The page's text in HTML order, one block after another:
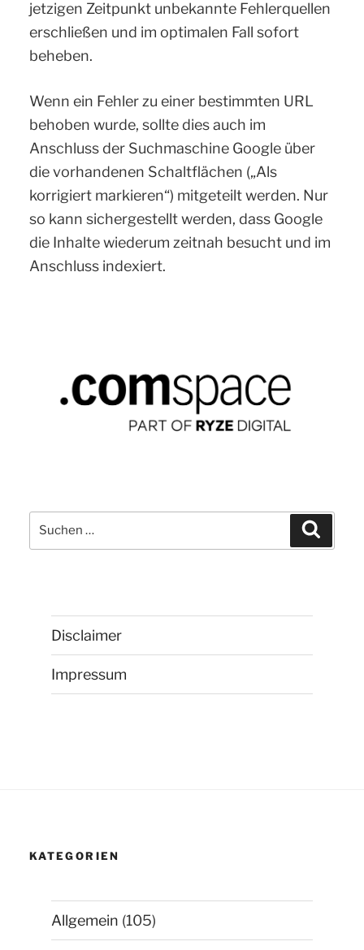
jetzigen Zeitpunkt unbekannte Fehlerquellen
erschließen und im optimalen Fall sofort
beheben.
Wenn ein Fehler zu einer bestimmten URL
behoben wurde, sollte dies auch im
Anschluss der Suchmaschine Google über
die vorhandenen Schaltflächen („Als
korrigiert markieren“) mitgeteilt werden. Nur
so kann sichergestellt werden, dass Google
die Inhalte wiederum zeitnah besucht und im
Anschluss indexiert.
Suchen
nach:
Disclaimer
Impressum
KATEGORIEN
Allgemein (105)